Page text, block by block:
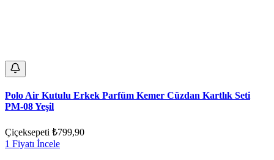
Polo Air Kutulu Erkek Parfüm Kemer Cüzdan Kartlık Seti
PM-08 Yeşil
Çiçeksepeti ₺799,90
1 Fiyatı İncele